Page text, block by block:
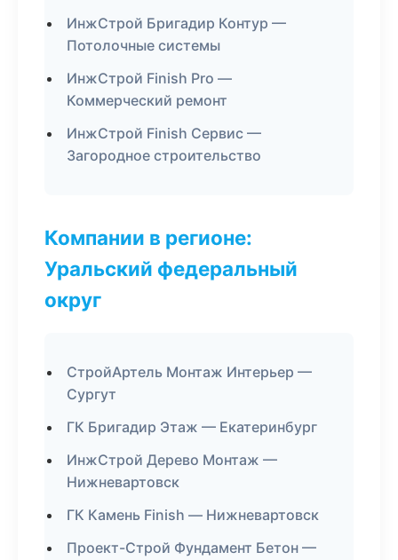
ИнжСтрой Бригадир Контур —
Потолочные системы
ИнжСтрой Finish Pro —
Коммерческий ремонт
ИнжСтрой Finish Сервис —
Загородное строительство
Компании в регионе:
Уральский федеральный
округ
СтройАртель Монтаж Интерьер —
Сургут
ГК Бригадир Этаж — Екатеринбург
ИнжСтрой Дерево Монтаж —
Нижневартовск
ГК Камень Finish — Нижневартовск
Проект-Строй Фундамент Бетон —